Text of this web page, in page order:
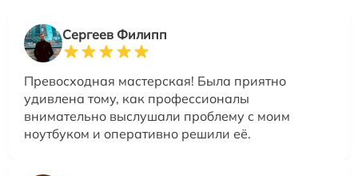
Сергеев Филипп
Превосходная мастерская! Была приятно
удивлена тому, как профессионалы
внимательно выслушали проблему с моим
ноутбуком и оперативно решили её.